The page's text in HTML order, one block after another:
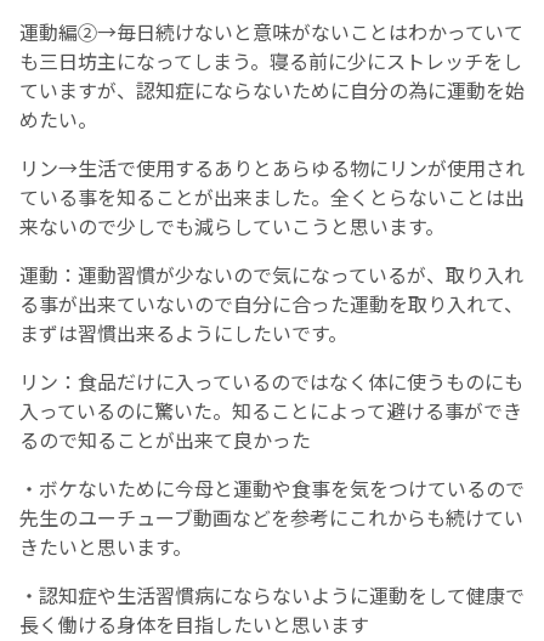
運動編②→毎日続けないと意味がないことはわかっていて
も三日坊主になってしまう。寝る前に少にストレッチをし
ていますが、認知症にならないために自分の為に運動を始
めたい。
リン→生活で使用するありとあらゆる物にリンが使用され
ている事を知ることが出来ました。全くとらないことは出
来ないので少しでも減らしていこうと思います。
運動：運動習慣が少ないので気になっているが、取り入れ
る事が出来ていないので自分に合った運動を取り入れて、
まずは習慣出来るようにしたいです。
リン：食品だけに入っているのではなく体に使うものにも
入っているのに驚いた。知ることによって避ける事ができ
るので知ることが出来て良かった
・ボケないために今母と運動や食事を気をつけているので
先生のユーチューブ動画などを参考にこれからも続けてい
きたいと思います。
・認知症や生活習慣病にならないように運動をして健康で
長く働ける身体を目指したいと思います